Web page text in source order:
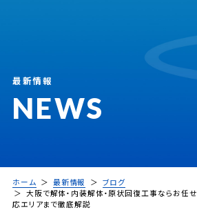
NEWS
最新情報
ホーム 最新情報
ブログ
大阪で解体・内装解体・原状回復工事ならお任
応エリアまで徹底解説